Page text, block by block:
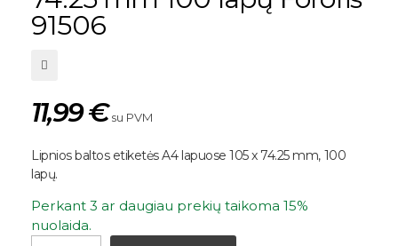
91506
11,99€ su PVM
Lipnios baltos etiketės A4 lapuose 105 x 74.25 mm, 100
lapų.
Perkant 3 ar daugiau prekių taikoma 15%
nuolaida.